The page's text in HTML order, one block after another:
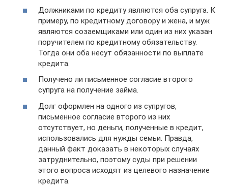
Должниками по кредиту являются оба супруга. К
примеру, по кредитному договору и жена, и муж
являются созаемщиками или один из них указан
поручителем по кредитному обязательству.
Тогда они оба несут обязанности по выплате
кредита.
Получено ли письменное согласие второго
супруга на получение займа.
Долг оформлен на одного из супругов,
письменное согласие второго из них
отсутствует, но деньги, полученные в кредит,
использовались для нужды семьи. Правда,
данный факт доказать в некоторых случаях
затруднительно, поэтому суды при решении
этого вопроса исходят из целевого назначение
кредита.